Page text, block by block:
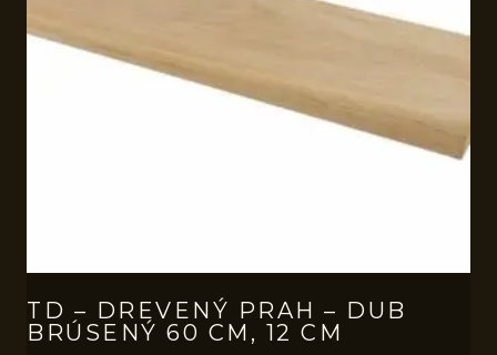
TD – DREVENÝ PRAH – DUB
BRÚSENÝ 60 CM, 12 CM